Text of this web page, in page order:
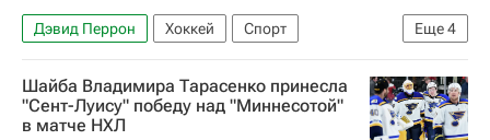
Еще4
Дэвид Перрон Хоккей
Спорт
Национальная хоккейная лига (НХЛ)
Вегас Голден Найтс
Сан-Хосе Шаркс
Барклай Гудроу
Шайба Владимира Тарасенко принесла
"Сент-Луису" победу над "Миннесотой"
в матче НХЛ